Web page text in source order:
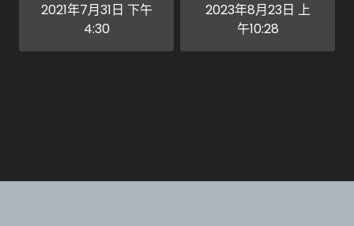
2021年7月31日 下午
4:30
2023年8月23日 上
午10:28